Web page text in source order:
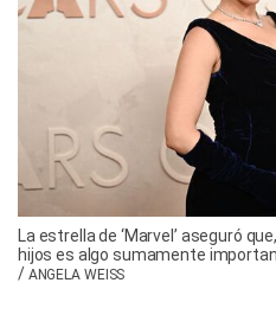
La estrella de ‘Marvel’ aseguró
hijos es algo sumamente
/ ANGELA WEISS